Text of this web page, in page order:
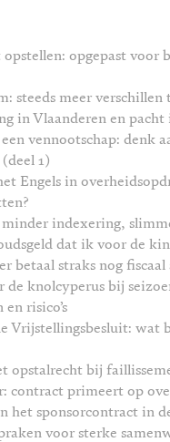
opgepast voor
steeds meer verschillen
in Vlaanderen en pacht
vennootschap: denk
1)
Engels in
indexering,
dat ik voor de
betaal straks nog fiscaal
de knolcyperus bij
risico’s
Vrijstellingsbesluit: wat
opstalrecht bij
contract primeert op
het sponsorcontract in
voor sterke